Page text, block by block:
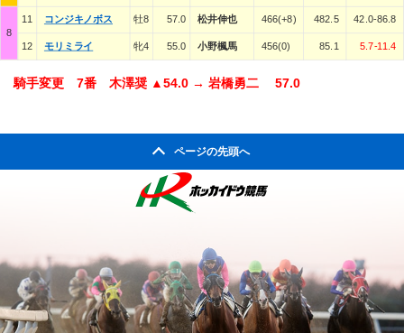
8
11 コンジキノボス 牡8 57.0 松井伸也 466(+8) 482.5 42.0-86.8
12 モリミライ 牝4 55.0 小野楓馬 456(0) 85.1 5.7-11.4
騎手変更 7番 木澤奨 ▲54.0 → 岩橋勇二 57.0
ページの先頭へ